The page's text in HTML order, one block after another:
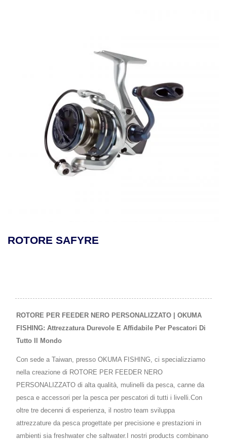
ROTORE SAFYRE
ROTORE PER FEEDER NERO PERSONALIZZATO | OKUMA
FISHING: Attrezzatura Durevole E Affidabile Per Pescatori Di
Tutto Il Mondo
Con sede a Taiwan, presso OKUMA FISHING, ci specializziamo
nella creazione di ROTORE PER FEEDER NERO
PERSONALIZZATO di alta qualità, mulinelli da pesca, canne da
pesca e accessori per la pesca per pescatori di tutti i livelli.Con
oltre tre decenni di esperienza, il nostro team sviluppa
attrezzature da pesca progettate per precisione e prestazioni in
ambienti sia freshwater che saltwater.I nostri products combinano